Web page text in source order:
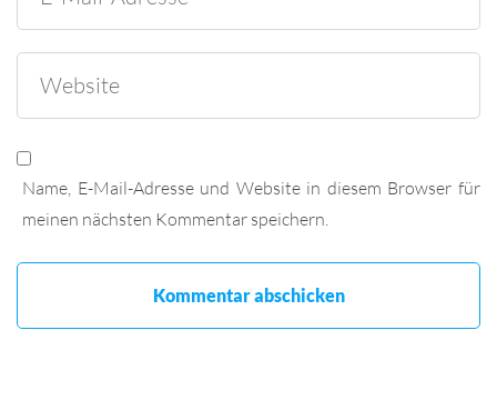
Name, E-Mail-Adresse und Website in diesem Browser für
meinen nächsten Kommentar speichern.